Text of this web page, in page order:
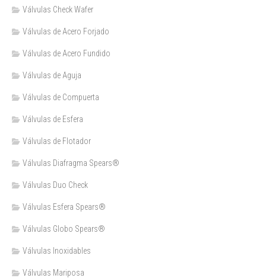
Válvulas Check Wafer
Válvulas de Acero Forjado
Válvulas de Acero Fundido
Válvulas de Aguja
Válvulas de Compuerta
Válvulas de Esfera
Válvulas de Flotador
Válvulas Diafragma Spears®️
Válvulas Duo Check
Válvulas Esfera Spears®
Válvulas Globo Spears®
Válvulas Inoxidables
Válvulas Mariposa